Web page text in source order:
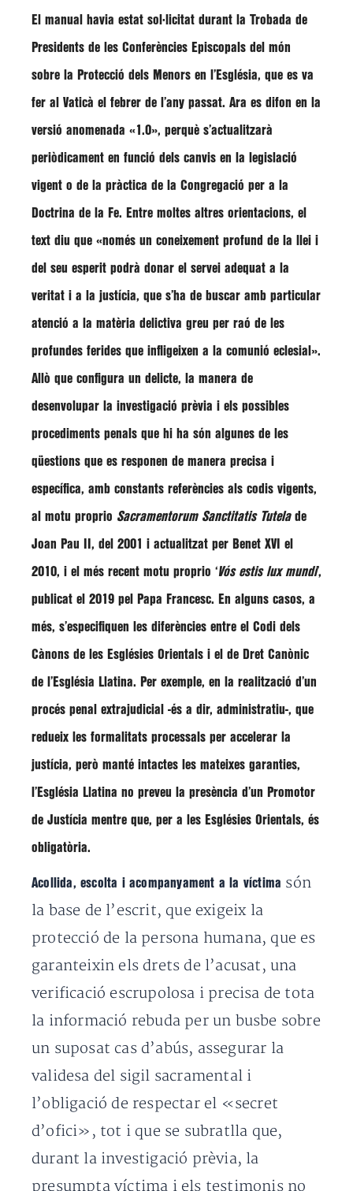
El manual havia estat sol·licitat durant la Trobada de
Presidents de les Conferències Episcopals del món
sobre la Protecció dels Menors en l’Església, que es va
fer al Vaticà el febrer de l’any passat. Ara es difon en la
versió anomenada «1.0», perquè s’actualitzarà
periòdicament en funció dels canvis en la legislació
vigent o de la pràctica de la Congregació per a la
Doctrina de la Fe. Entre moltes altres orientacions, el
text diu que «només un coneixement profund de la llei i
del seu esperit podrà donar el servei adequat a la
veritat i a la justícia, que s’ha de buscar amb particular
atenció a la matèria delictiva greu per raó de les
profundes ferides que infligeixen a la comunió eclesial».
Allò que configura un delicte, la manera de
desenvolupar la investigació prèvia i els possibles
procediments penals que hi ha són algunes de les
qüestions que es responen de manera precisa i
específica, amb constants referències als codis vigents,
al motu proprio Sacramentorum Sanctitatis Tutela de
Joan Pau II, del 2001 i actualitzat per Benet XVI el
2010, i el més recent motu proprio ‘Vós estis lux mundi’,
publicat el 2019 pel Papa Francesc. En alguns casos, a
més, s’especifiquen les diferències entre el Codi dels
Cànons de les Esglésies Orientals i el de Dret Canònic
de l’Església Llatina. Per exemple, en la realització d’un
procés penal extrajudicial -és a dir, administratiu-, que
redueix les formalitats processals per accelerar la
justícia, però manté intactes les mateixes garanties,
l’Església Llatina no preveu la presència d’un Promotor
de Justícia mentre que, per a les Esglésies Orientals, és
obligatòria.
Acollida, escolta i acompanyament a la víctima són
la base de l’escrit, que exigeix la
protecció de la persona humana, que es
garanteixin els drets de l’acusat, una
verificació escrupolosa i precisa de tota
la informació rebuda per un busbe sobre
un suposat cas d’abús, assegurar la
validesa del sigil sacramental i
l’obligació de respectar el «secret
d’ofici», tot i que se subratlla que,
durant la investigació prèvia, la
presumpta víctima i els testimonis no